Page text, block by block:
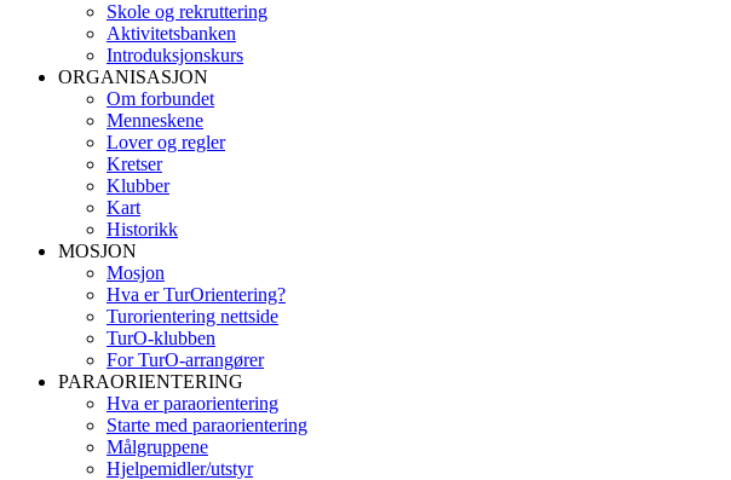
Skole og rekruttering
Aktivitetsbanken
Introduksjonskurs
ORGANISASJON
Om forbundet
Menneskene
Lover og regler
Kretser
Klubber
Kart
Historikk
MOSJON
Mosjon
Hva er TurOrientering?
Turorientering nettside
TurO-klubben
For TurO-arrangører
PARAORIENTERING
Hva er paraorientering
Starte med paraorientering
Målgruppene
Hjelpemidler/utstyr